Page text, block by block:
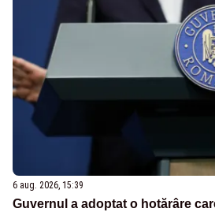
6 aug. 2026, 15:39
Guvernul a adoptat o hotărâre